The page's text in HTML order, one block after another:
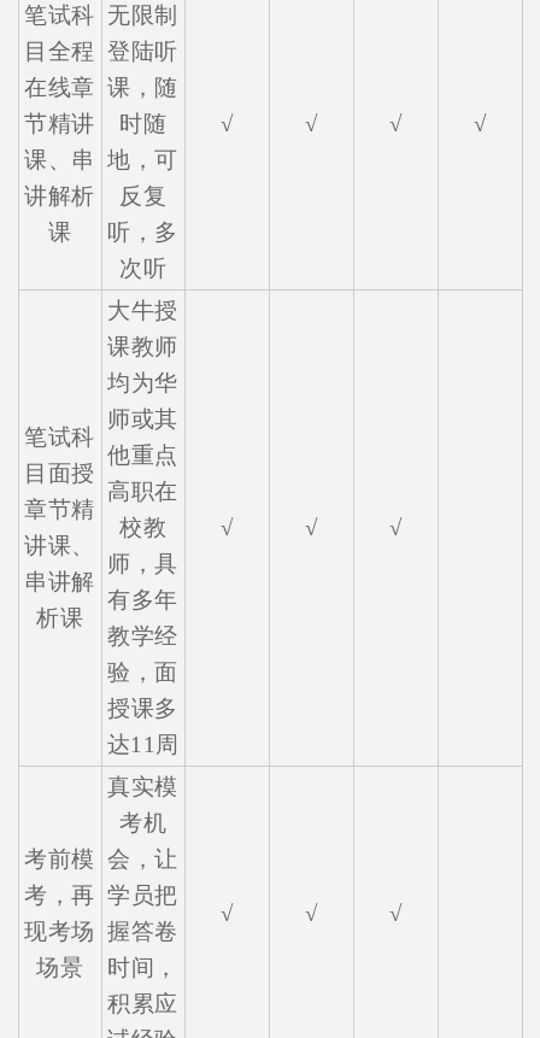
笔试科
目全程
在线章
节精讲
课、串
讲解析
课
无限制
登陆听
课，随
时随
地，可
反复
听，多
次听
√ √ √ √
笔试科
目面授
章节精
讲课、
串讲解
析课
大牛授
课教师
均为华
师或其
他重点
高职在
校教
师，具
有多年
教学经
验，面
授课多
达11周
√ √ √
考前模
考，再
现考场
场景
真实模
考机
会，让
学员把
握答卷
时间，
积累应
√ √ √